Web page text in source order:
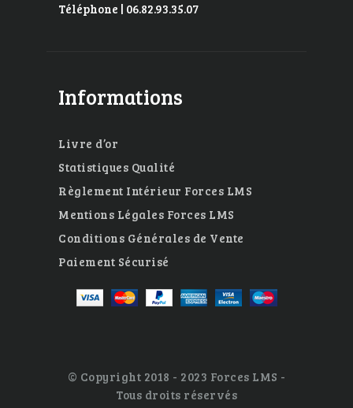
Téléphone | 06.82.93.35.07
Informations
Livre d’or
Statistiques Qualité
Règlement Intérieur Forces LMS
Mentions Légales Forces LMS
Conditions Générales de Vente
Paiement Sécurisé
© Copyright 2018 - 2023 Forces LMS -
Tous droits réservés